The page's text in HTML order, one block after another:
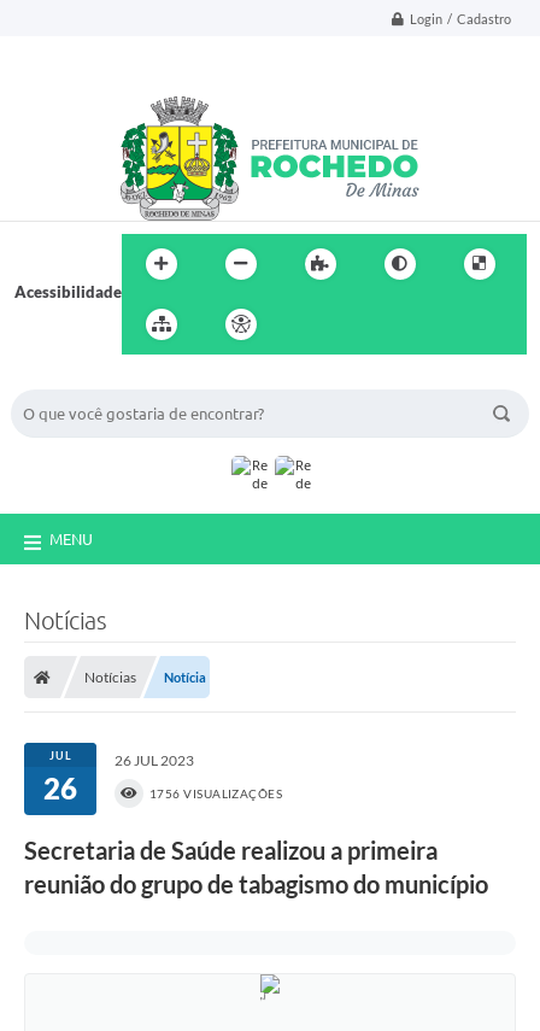
Login / Cadastro
Acessibilidade
MENU
Notícias
Notícias Notícia
JUL
26
26 JUL 2023
1756 VISUALIZAÇÕES
Secretaria de Saúde realizou a primeira
reunião do grupo de tabagismo do município